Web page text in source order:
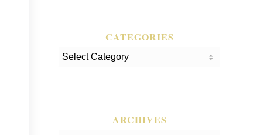
CATEGORIES
Categories
ARCHIVES